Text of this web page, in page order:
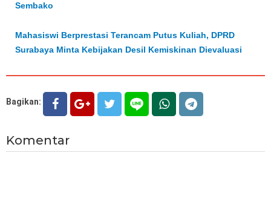
Sembako
Mahasiswi Berprestasi Terancam Putus Kuliah, DPRD
Surabaya Minta Kebijakan Desil Kemiskinan Dievaluasi
Bagikan:
Komentar